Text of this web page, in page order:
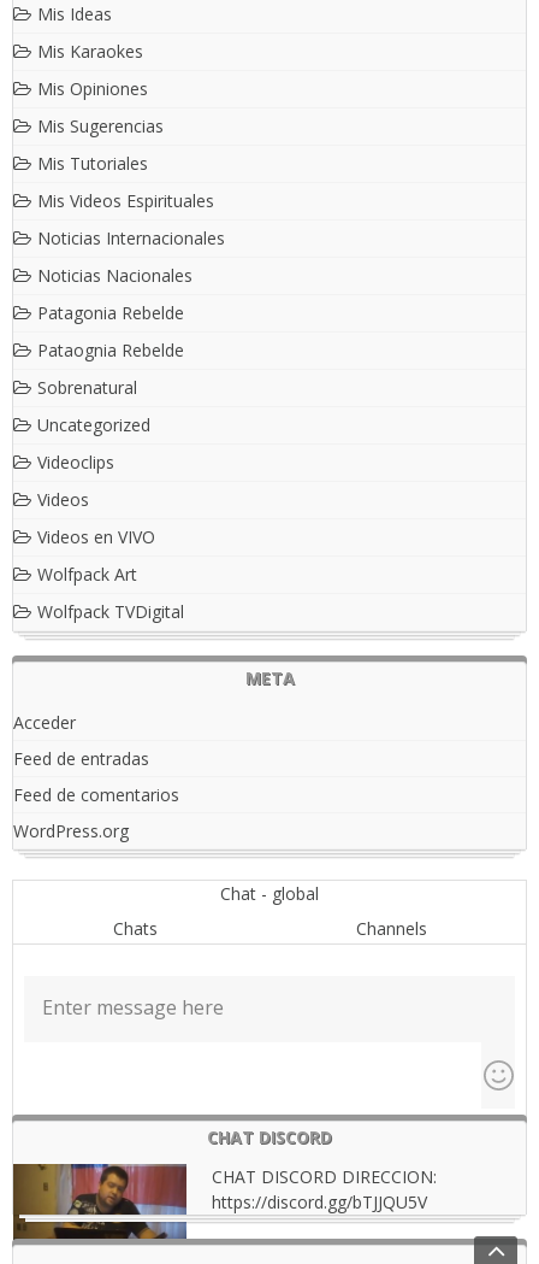
Mis Ideas
Mis Karaokes
Mis Opiniones
Mis Sugerencias
Mis Tutoriales
Mis Videos Espirituales
Noticias Internacionales
Noticias Nacionales
Patagonia Rebelde
Pataognia Rebelde
Sobrenatural
Uncategorized
Videoclips
Videos
Videos en VIVO
Wolfpack Art
Wolfpack TVDigital
META
Acceder
Feed de entradas
Feed de comentarios
WordPress.org
Chat - global
Chats
Channels
CHAT DISCORD
CHAT DISCORD DIRECCION:
https://discord.gg/bTJJQU5V